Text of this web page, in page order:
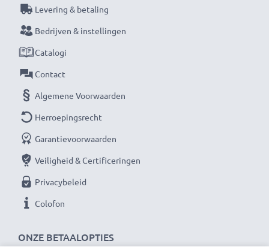
ONZE BETAALOPTIES
Levering & betaling
Bedrijven & instellingen
Catalogi
Contact
Algemene Voorwaarden
Herroepingsrecht
Garantievoorwaarden
Veiligheid & Certificeringen
Privacybeleid
Colofon